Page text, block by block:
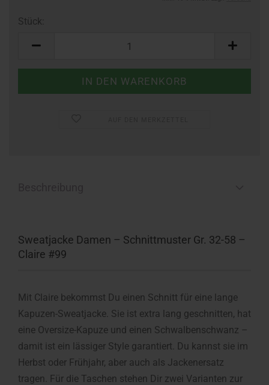
Stück:
Sweatjacke Damen – Schnittmuster Gr. 32-58 –
Claire #99
Mit Claire bekommst Du einen Schnitt für eine lange
Kapuzen-Sweatjacke. Sie ist extra lang geschnitten, hat
eine Oversize-Kapuze und einen Schwalbenschwanz –
damit ist ein lässiger Style garantiert. Du kannst sie im
Herbst oder Frühjahr, aber auch als Jackenersatz
tragen. Für die Taschen stehen Dir zwei Varianten zur